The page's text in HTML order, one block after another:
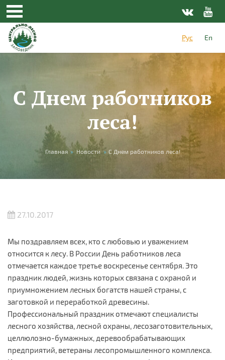
Перейти к основному содержанию
Рус
En
С Днем работников
леса!
Вы здесь
Главная » Новости » С Днем работников леса!
27.10.2017
Мы поздравляем всех, кто с любовью и уважением
относится к лесу. В России День работников леса
отмечается каждое третье воскресенье сентября. Это
праздник людей, жизнь которых связана с охраной и
приумножением лесных богатств нашей страны, с
заготовкой и переработкой древесины.
Профессиональный праздник отмечают специалисты
лесного хозяйства, лесной охраны, лесозаготовительных,
целлюлозно-бумажных, деревообрабатывающих
предприятий, ветераны лесопромышленного комплекса.